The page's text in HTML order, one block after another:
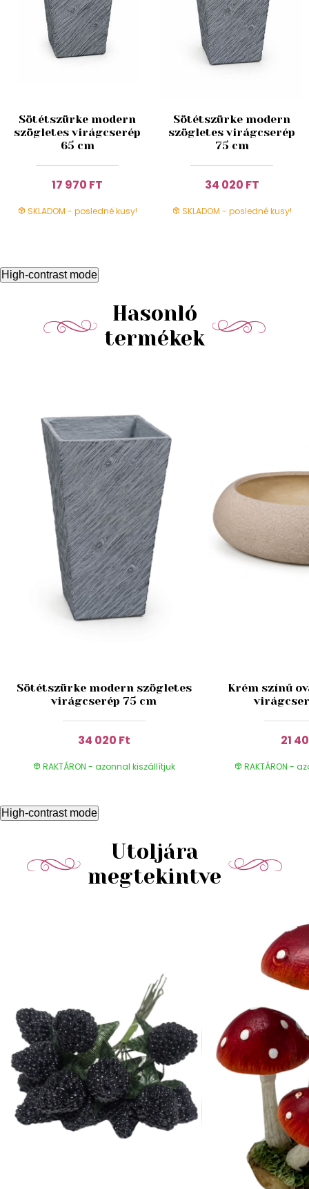
Sötétszürke modern
szögletes virágcserép
65 cm
17 970 FT
SKLADOM - posledné kusy!
Sötétszürke modern
szögletes virágcserép
75 cm
34 020 FT
SKLADOM - posledné kusy!
High-contrast mode
Hasonló
termékek
Sötétszürke modern szögletes
virágcserép 75 cm
34 020 Ft
RAKTÁRON - azonnal kiszállítjuk
Krém színű
21
RAKTÁRON -
High-contrast mode
Utoljára
megtekintve